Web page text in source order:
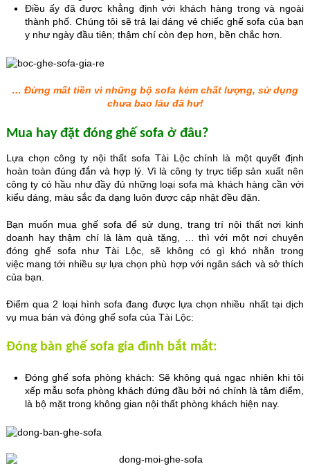
Điều ấy đã được khẳng định với khách hàng trong và ngoài
thành phố. Chúng tôi sẽ trả lại dáng vẻ chiếc ghế sofa của bạn
y như ngày đầu tiên; thậm chí còn đẹp hơn, bền chắc hơn.
… Đừng mất tiền vì những bộ sofa kém chất lượng, sử dụng
chưa bao lâu đã hư!
Mua hay đặt đóng ghế sofa ở đâu?
Lựa chọn công ty nội thất sofa Tài Lộc chính là một quyết định
hoàn toàn đúng đắn và hợp lý. Vì là công ty trực tiếp sản xuất nên
công ty có hầu như đầy đủ những loại sofa mà khách hàng cần với
kiểu dáng, màu sắc đa dạng luôn được cập nhật đều đặn.
Bạn muốn mua ghế sofa để sử dụng, trang trí nội thất nơi kinh
doanh hay thậm chí là làm quà tặng, … thì với một nơi chuyên
đóng ghế sofa như Tài Lộc, sẽ không có gì khó nhằn trong
việc mang tới nhiều sự lựa chọn phù hợp với ngân sách và sở thích
của bạn.
Điểm qua 2 loại hình sofa đang được lựa chọn nhiều nhất tại dịch
vụ mua bán và đóng ghế sofa của Tài Lộc:
Đóng bàn ghế sofa gia đình bắt mắt:
Đóng ghế sofa phòng khách: Sẽ không quá ngạc nhiên khi tôi
xếp mẫu sofa phòng khách đứng đầu bởi nó chính là tâm điểm,
là bộ mặt trong không gian nội thất phòng khách hiện nay.